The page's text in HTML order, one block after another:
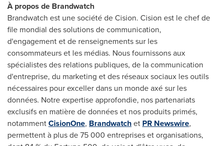
À propos de Brandwatch
Brandwatch est une société de Cision. Cision est le chef de
file mondial des solutions de communication,
d'engagement et de renseignements sur les
consommateurs et les médias. Nous fournissons aux
spécialistes des relations publiques, de la communication
d'entreprise, du marketing et des réseaux sociaux les outils
nécessaires pour exceller dans un monde axé sur les
données. Notre expertise approfondie, nos partenariats
exclusifs en matière de données et nos produits primés,
notammentCisionOne, Brandwatchet PR Newswire,
permettent à plus de 75 000 entreprises et organisations,